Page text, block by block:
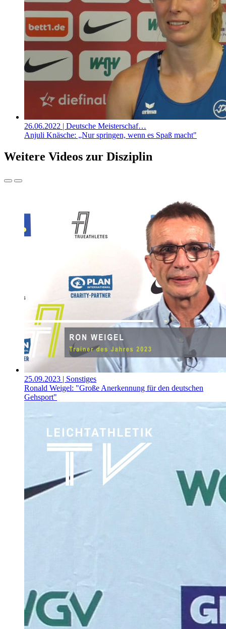
26.06.2022 | Deutsche Meisterschaf…
Anjuli Knäsche: „Nur springen, wenn es Spaß macht"
Weitere Videos zur Disziplin
25.09.2023 | Sonstiges
Ronald Weigel: "Große Anerkennung für den deutschen
Gehsport"